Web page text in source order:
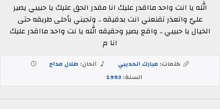
الله يا انت واحد مااقدر عليك انا مقدر الحق عليك يا حبيبي يصير
عليّ واتعذر تقنعني انت بدقيقه .. وتجيني بأحلى طريقه حتى
الخيال يا حبيبي .. واقع يصير وحقيقه الله يا نت واحد مااقدر عليك
انا م
كلمات: مبارك الحديبي الحان: طلال مداح
السنة:1993